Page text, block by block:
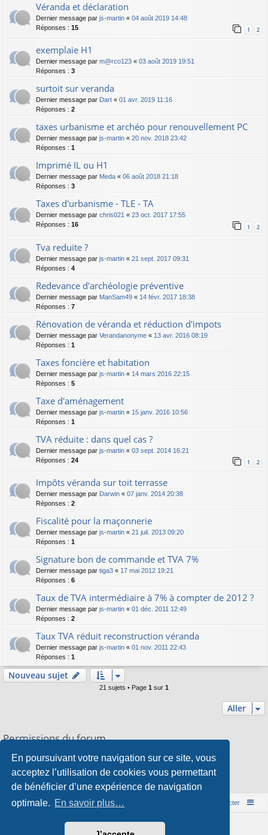
En poursuivant votre navigation sur ce site, vous
acceptez l’utilisation de cookies vous permettant
de bénéficier d’une expérience de navigation
optimale. En savoir plus…
Véranda et déclaration
Dernier message par js-martin « 04 août 2019 14:48
Réponses : 15 1 2
exemplaie H1
Dernier message par m@rco123 « 03 août 2019 19:51
Réponses : 3
surtoit sur veranda
Dernier message par Dart « 01 avr. 2019 11:16
Réponses : 2
taxes urbanisme et archéo pour renouvellement PC
Dernier message par js-martin « 20 nov. 2018 23:42
Réponses : 1
Imprimé IL ou H1
Dernier message par Meda « 06 août 2018 21:18
Réponses : 3
Taxes d'urbanisme - TLE - TA
Dernier message par chris021 « 23 oct. 2017 17:55
Réponses : 16 1 2
Tva reduite ?
Dernier message par js-martin « 21 sept. 2017 09:31
Réponses : 4
Redevance d'archéologie préventive
Dernier message par ManSam49 « 14 févr. 2017 18:38
Réponses : 7
Rénovation de véranda et réduction d'impots
Dernier message par Verandanonyme « 13 avr. 2016 08:19
Réponses : 1
Taxes foncière et habitation
Dernier message par js-martin « 14 mars 2016 22:15
Réponses : 5
Taxe d'aménagement
Dernier message par js-martin « 15 janv. 2016 10:56
Réponses : 1
TVA réduite : dans quel cas ?
Dernier message par js-martin « 03 sept. 2014 16:21
Réponses : 24 1 2
Impôts véranda sur toit terrasse
Dernier message par Darwin « 07 janv. 2014 20:38
Réponses : 2
Fiscalité pour la maçonnerie
Dernier message par js-martin « 21 juil. 2013 09:20
Réponses : 1
Signature bon de commande et TVA 7%
Dernier message par tiga3 « 17 mai 2012 19:21
Réponses : 6
Taux de TVA intermédiaire à 7% à compter de 2012 ?
Dernier message par js-martin « 01 déc. 2011 12:49
Réponses : 2
Taux TVA réduit reconstruction véranda
Dernier message par js-martin « 01 nov. 2011 22:43
Réponses : 1
Nouveau sujet
21 sujets • Page 1 sur 1
Aller
Permissions du forum
Vous ne pouvez pas
publier de nouveaux sujets dans ce forum
Vousne pouvez pasrépondre aux sujets dans ce forum
Vousne pouvez pasmodifier vos messages dans ce forum
Vousne pouvez passupprimer vos messages dans ce forum
Vousne pouvez pastransférer de pièces jointes dans ce forum
Accueil du forum Nous contacter
Développé parphpBB® Forum Software © phpBB Limited
Style parArty